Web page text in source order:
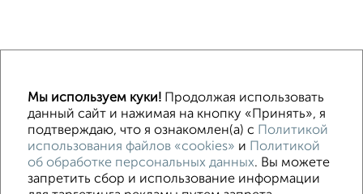
СНТ
Контакты
Политика конфиденциальности
Пользовательское соглашение
Севастополь, улица проспект Генерала Острякова 88
© 2015–2026
Сайт-доска объявлений недвижимости
О проекте
Мы используем куки!Продолжая использовать
данный сайт и нажимая на кнопку «Принять», я
подтверждаю, что я ознакомлен(а) с Политикой
использования файлов «cookies» и Политикой
об обработке персональных данных. Вы можете
запретить сбор и использование информации